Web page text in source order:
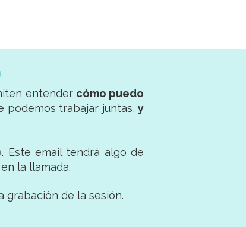
entender cómo puedo
podemos trabajar juntas, y
Este email tendrá algo de
la llamada.
grabación de la sesión.